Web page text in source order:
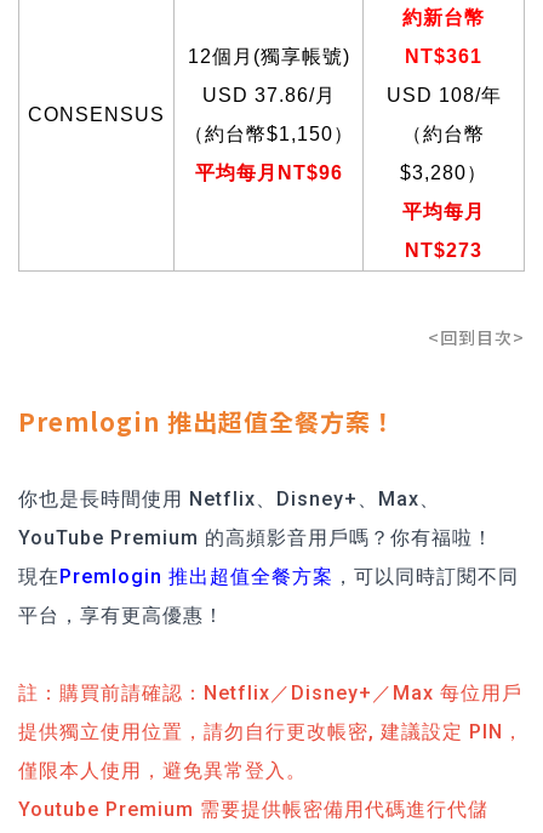
CONSENSUS
12個月(獨享帳號)
USD 37.86/月
（約台幣$1,150）
平均每月NT$96
約新台幣
NT$361
USD 108/年
（約台幣
$3,280）
平均每月
NT$273
<回到目次>
Premlogin 推出超值全餐方案！
你也是長時間使用 Netflix、Disney+、Max、
YouTube Premium 的高頻影音用戶嗎？你有福啦！
現在Premlogin 推出超值全餐方案 ，可以同時訂閱不同
平台，享有更高優惠！
註：購買前請確認：Netflix／Disney+／Max 每位用戶
提供獨立使用位置，請勿自行更改帳密, 建議設定 PIN，
僅限本人使用，避免異常登入。
Youtube Premium 需要提供帳密備用代碼進行代儲